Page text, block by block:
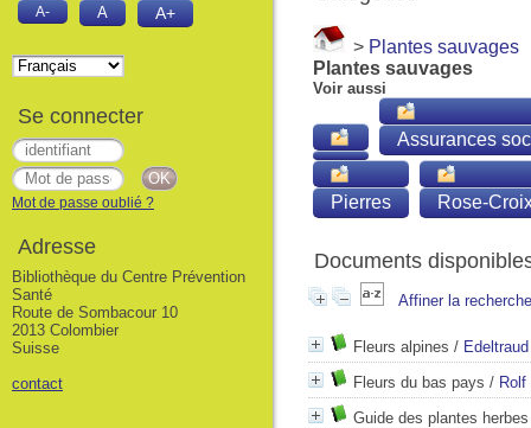
> Plantes sauvages
Plantes sauvages
Voir aussi
Assurances
Pierres Rose-
Documents
Affiner la recherche
Fleurs alpines /
Fleurs du bas pays /
Guide des plantes
A- A A+
Se connecter
Mot de passe oublié ?
Adresse
Bibliothèque du Centre Prévention
Santé
Route de Sombacour 10
2013 Colombier
Suisse
contact